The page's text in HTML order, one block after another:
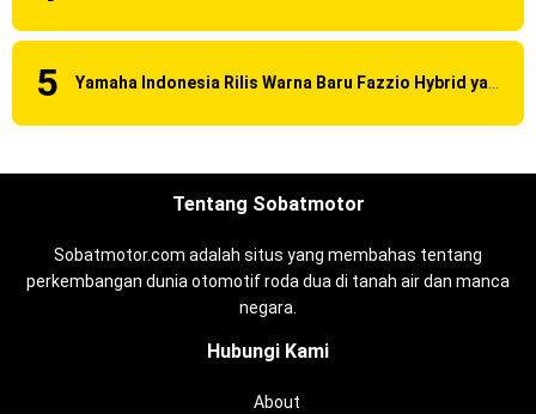
Yamaha Indonesia Rilis Warna Baru Fazzio Hybrid yang lebih Eye Catchy & Kece Abis
Tentang Sobatmotor
Sobatmotor.com adalah situs yang membahas tentang
perkembangan dunia otomotif roda dua di tanah air dan manca
negara.
Hubungi Kami
About